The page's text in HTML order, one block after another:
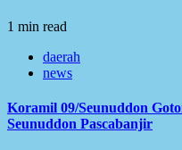
1 min read
daerah
news
Koramil 09/Seunuddon
Seunuddon Pascabanjir